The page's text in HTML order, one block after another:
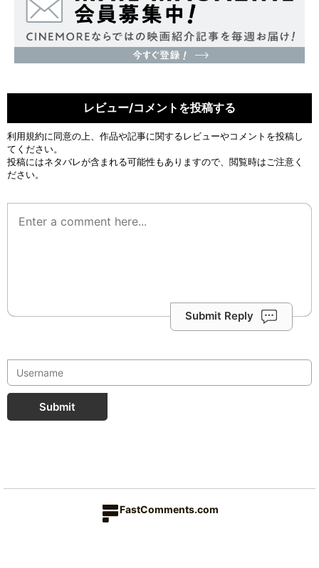
レビュー/コメントを投稿する
利用規約に同意の上、作品や記事に関するレビューやコメントを投稿し
てください。
投稿にはネタバレが含まれる可能性もありますので、閲覧時はご注意く
ださい。
Submit Reply
Submit
FastComments.com